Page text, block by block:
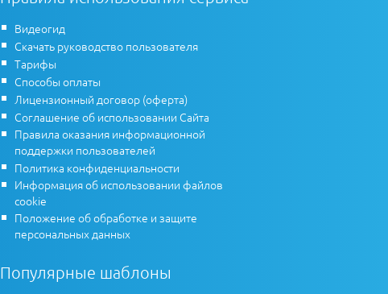
Видеогид
Скачать руководство пользователя
Тарифы
Способы оплаты
Лицензионный договор (оферта)
Соглашение об использовании Сайта
Правила оказания информационной
поддержки пользователей
Политика конфиденциальности
Информация об использовании файлов
cookie
Положение об обработке и защите
персональных данных
Популярные шаблоны